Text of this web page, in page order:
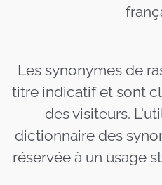
Les synonymes de
titre indicatif et sont
des visiteurs.
dictionnaire des
réservée à un usage